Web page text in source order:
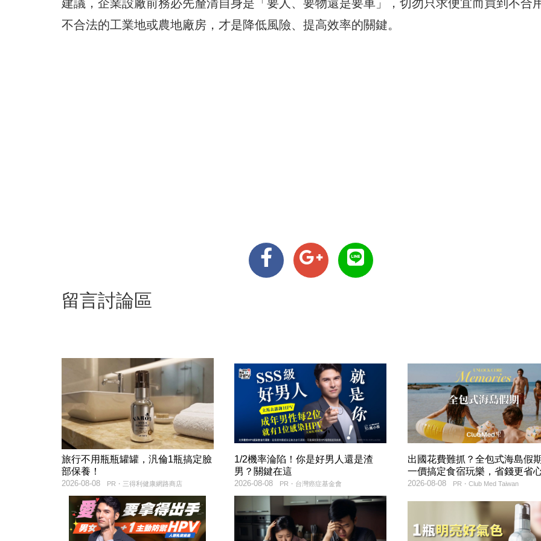
建議，企業設廠前務必先釐清自身是「要人、要物還是要車」，切勿只求便宜而買到不合
不合法的工業地或農地廠房，才是降低風險、提高效率的關鍵。
留言討論區
旅行不用瓶瓶罐罐，汎倫1瓶搞定臉
部保養！
PR・三得利健康網路商店
2026-08-08
1/2機率淪陷！你是好男人還是渣
男？關鍵在這
PR・台灣癌症基金會
2026-08-08
出國花費難抓？全包式海島假
一價搞定食宿玩樂，省錢更省
PR・Club Med Taiwan
2026-08-08